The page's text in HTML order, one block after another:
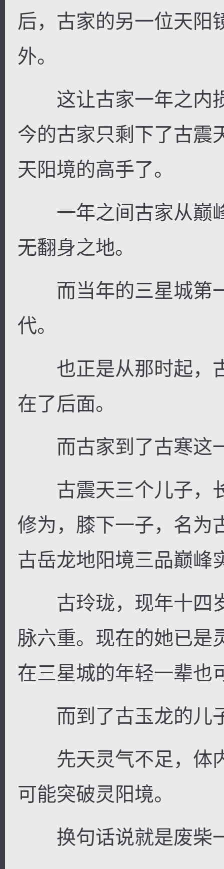
后，古家的另一位天阳
外。
这让古家一年之内
今的古家只剩下了古震
天阳境的高手了。
一年之间古家从巅
无翻身之地。
而当年的三星城第
代。
也正是从那时起，
在了后面。
而古家到了古寒这
古震天三个儿子，
修为，膝下一子，名为
古岳龙地阳境三品巅峰
古玲珑，现年十四
脉六重。现在的她已是
在三星城的年轻一辈也
而到了古玉龙的儿
先天灵气不足，体
可能突破灵阳境。
换句话说就是废柴